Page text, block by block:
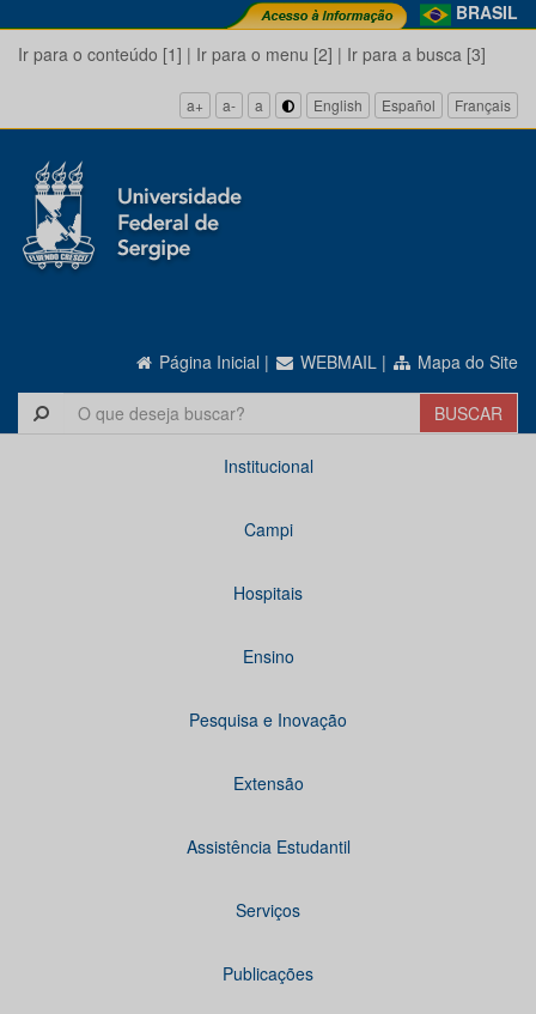
BRASIL
Ir para o conteúdo [1] | Ir para o menu [2] | Ir para a busca [3]
a+ a- a English Español Français
Página Inicial | WEBMAIL | Mapa do Site
Institucional
Campi
Hospitais
Ensino
Pesquisa e Inovação
Extensão
Assistência Estudantil
Serviços
Publicações